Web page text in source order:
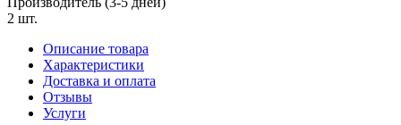
2 шт.
Описание товара
Характеристики
Доставка и оплата
Отзывы
Услуги